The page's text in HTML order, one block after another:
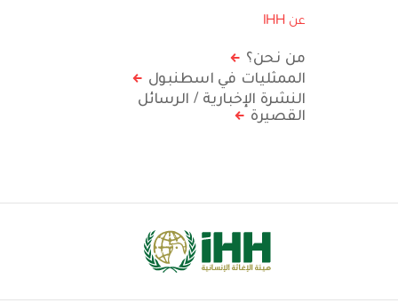
عن IHH
من نحن؟
الممثليات في اسطنبول
النشرة الإخبارية / الرسائل
القصيرة